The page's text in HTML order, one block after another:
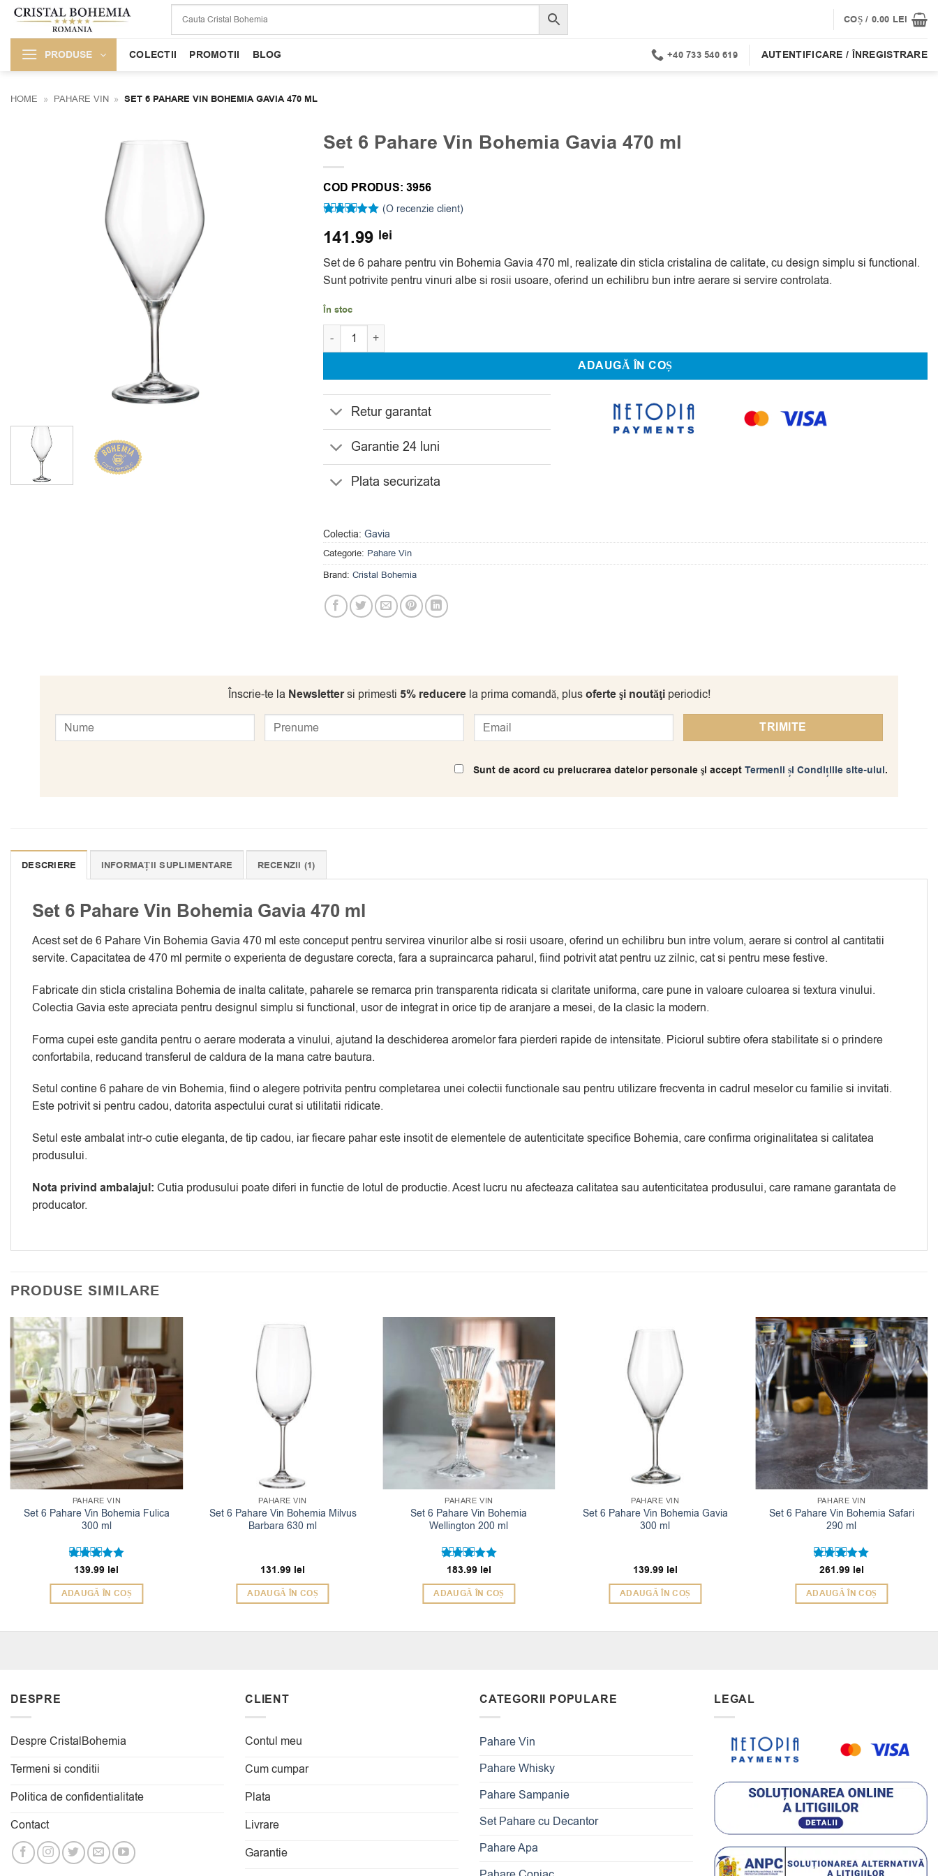
Skip
content
COȘ / 0.00 LEI
PRODUSE COLECTII PROMOTII BLOG +40 733 540 619 AUTENTIFICARE / ÎNREGISTRARE
HOME » PAHARE VIN » SET 6 PAHARE VIN BOHEMIA GAVIA 470 ML
Set 6 Pahare Vin Bohemia Gavia 470 ml
COD PRODUS: 3956
5 din 5 pe
singure
(O recenzie client)
141.99 lei
Set de 6 pahare pentru vin Bohemia Gavia 470 ml, realizate din sticla cristalina de calitate, cu design simplu si functional.
Sunt potrivite pentru vinuri albe si rosii usoare, oferind un echilibru bun intre aerare si servire controlata.
În stoc
Cantitate Set 6 Pahare Vin Bohemia Gavia 470 ml
ADAUGĂ ÎN COȘ
Retur garantat
Garantie 24 luni
Plata securizata
Colectia: Gavia
Categorie: Pahare Vin
Brand: Cristal Bohemia
Înscrie-te la Newslettersi primesti 5% reducerela prima comandă, plusoferte şi noutăţiperiodic!
Sunt de acord cu prelucrarea datelor personale şi acceptTermenii și Condițiile site-ului.
DESCRIERE INFORMAȚII SUPLIMENTARE RECENZII (1)
Set 6 Pahare Vin Bohemia Gavia 470 ml
Acest set de 6 Pahare Vin Bohemia Gavia 470 ml este conceput pentru servirea vinurilor albe si rosii usoare, oferind un echilibru bun intre volum, aerare si control al cantitatii
servite. Capacitatea de 470 ml permite o experienta de degustare corecta, fara a supraincarca paharul, fiind potrivit atat pentru uz zilnic, cat si pentru mese festive.
Fabricate din sticla cristalina Bohemia de inalta calitate, paharele se remarca prin transparenta ridicata si claritate uniforma, care pune in valoare culoarea si textura vinului.
Colectia Gavia este apreciata pentru designul simplu si functional, usor de integrat in orice tip de aranjare a mesei, de la clasic la modern.
Forma cupei este gandita pentru o aerare moderata a vinului, ajutand la deschiderea aromelor fara pierderi rapide de intensitate. Piciorul subtire ofera stabilitate si o prindere
confortabila, reducand transferul de caldura de la mana catre bautura.
Setul contine 6 pahare de vin Bohemia, fiind o alegere potrivita pentru completarea unei colectii functionale sau pentru utilizare frecventa in cadrul meselor cu familie si invitati.
Este potrivit si pentru cadou, datorita aspectului curat si utilitatii ridicate.
Setul este ambalat intr-o cutie eleganta, de tip cadou, iar fiecare pahar este insotit de elementele de autenticitate specifice Bohemia, care confirma originalitatea si calitatea
produsului.
Nota privind ambalajul: Cutia produsului poate diferi in functie de lotul de productie. Acest lucru nu afecteaza calitatea sau autenticitatea produsului, care ramane garantata de
producator.
PRODUSE SIMILARE
PAHARE VIN
Set 6 Pahare Vin Bohemia Fulica
300 ml
Evaluat la
5
139.99 lei
ADAUGĂ ÎN COȘ
PAHARE VIN
Set 6 Pahare Vin Bohemia Milvus
Barbara 630 ml
131.99 lei
ADAUGĂ ÎN COȘ
PAHARE VIN
Set 6 Pahare Vin Bohemia
Wellington 200 ml
Evaluat la
5
183.99 lei
ADAUGĂ ÎN COȘ
PAHARE VIN
Set 6 Pahare Vin Bohemia Gavia
300 ml
139.99 lei
ADAUGĂ ÎN COȘ
PAHARE VIN
Set 6 Pahare Vin Bohemia Safari
290 ml
Evaluat la
5
261.99 lei
ADAUGĂ ÎN COȘ
DESPRE
Despre CristalBohemia
Termeni si conditii
Politica de confidentialitate
Contact
CLIENT
Contul meu
Cum cumpar
Plata
Livrare
Garantie
CATEGORII POPULARE
Pahare Vin
Pahare Whisky
Pahare Sampanie
Set Pahare cu Decantor
Pahare Apa
LEGAL